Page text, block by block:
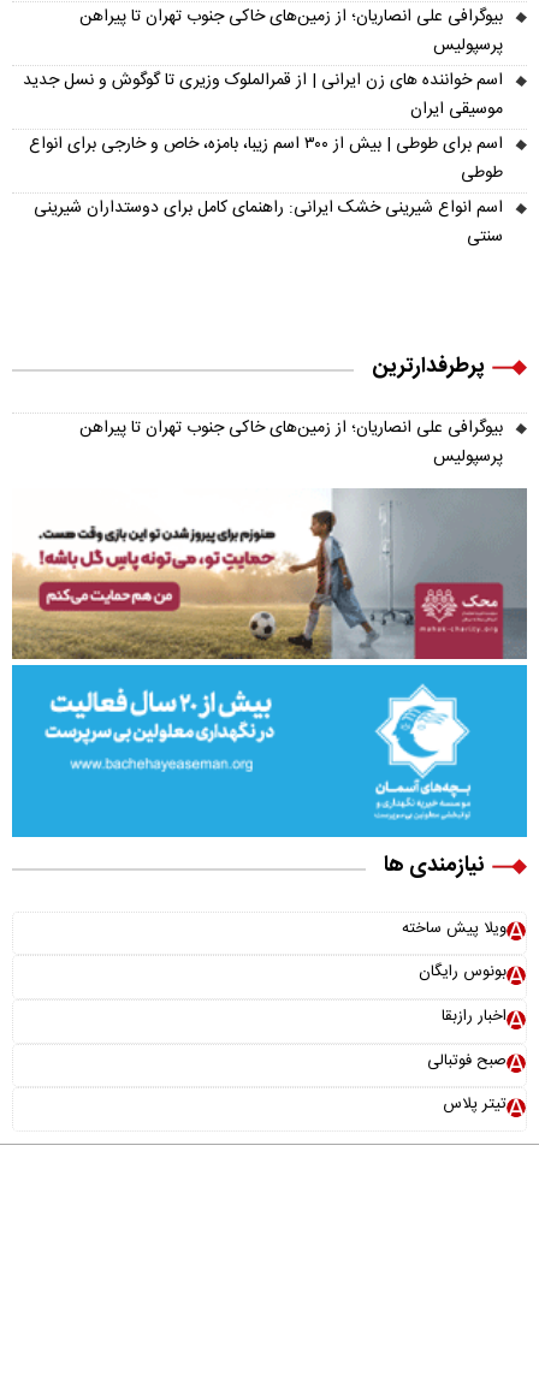
بیوگرافی علی انصاریان؛ از زمین‌های خاکی جنوب تهران تا پیراهن
پرسپولیس
اسم خواننده های زن ایرانی | از قمرالملوک وزیری تا گوگوش و نسل جدید
موسیقی ایران
اسم برای طوطی | بیش از ۳۰۰ اسم زیبا، بامزه، خاص و خارجی برای انواع
طوطی
اسم انواع شیرینی خشک ایرانی: راهنمای کامل برای دوستداران شیرینی
سنتی
پرطرفدارترین
بیوگرافی علی انصاریان؛ از زمین‌های خاکی جنوب تهران تا پیراهن
پرسپولیس
نیازمندی ها
ویلا پیش ساخته
بونوس رایگان
اخبار رازبقا
صبح فوتبالی
تیتر پلاس